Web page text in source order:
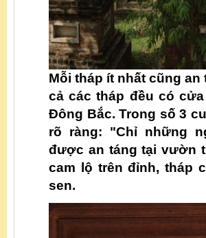
Mỗi tháp ít nhất cũng
cả các tháp đều có
Đông Bắc. Trong số 3
rõ ràng: "Chỉ những
được an táng tại vườn
cam lộ trên đỉnh, tháp
sen.